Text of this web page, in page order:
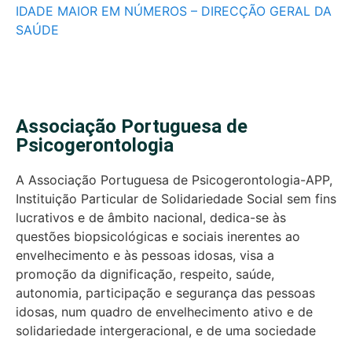
IDADE MAIOR EM NÚMEROS – DIRECÇÃO GERAL DA
SAÚDE
Associação Portuguesa de
Psicogerontologia
A Associação Portuguesa de Psicogerontologia-APP,
Instituição Particular de Solidariedade Social sem fins
lucrativos e de âmbito nacional, dedica-se às
questões biopsicológicas e sociais inerentes ao
envelhecimento e às pessoas idosas, visa a
promoção da dignificação, respeito, saúde,
autonomia, participação e segurança das pessoas
idosas, num quadro de envelhecimento ativo e de
solidariedade intergeracional, e de uma sociedade